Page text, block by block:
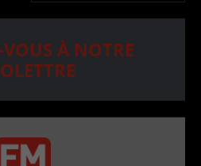
À NOTRE